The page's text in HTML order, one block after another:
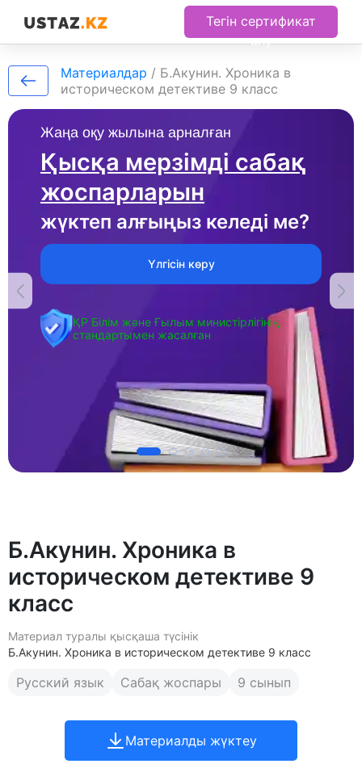
Тегін сертификат
алу
Жаңа оқу жылына арналған
Қысқа мерзімді сабақ
жоспарларын
жүктеп алғыңыз келеді ме?
Үлгісін көру
ҚР Білім және Ғылым министірлігінің
стандартымен жасалған
Материалдар / Б.Акунин. Хроника в
историческом детективе 9 класс
Б.Акунин. Хроника в
историческом детективе 9
класс
Материал туралы қысқаша түсінік
Б.Акунин. Хроника в историческом детективе 9 класс
Русский язык Сабақ жоспары 9 сынып
Материалды жүктеу